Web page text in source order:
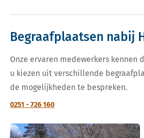
Begraafplaatsen nabij
Onze ervaren medewerkers kennen
u kiezen uit verschillende
de mogelijkheden te bespreken.
0251 - 726 160